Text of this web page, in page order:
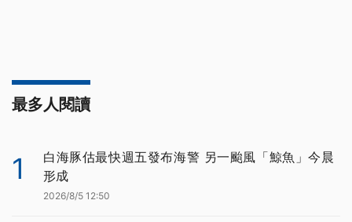
最多人閱讀
1
白海豚估最快週五發布海警 另一颱風「鯨魚」今晨
形成
2026/8/5 12:50